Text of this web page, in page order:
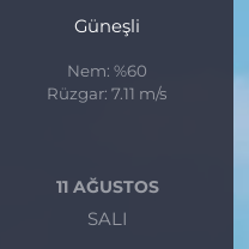
Güneşli
Nem: %60
Rüzgar: 7.11 m/s
11 AĞUSTOS
SALI